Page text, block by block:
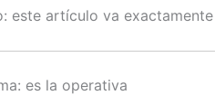
este artículo va
es la operativa